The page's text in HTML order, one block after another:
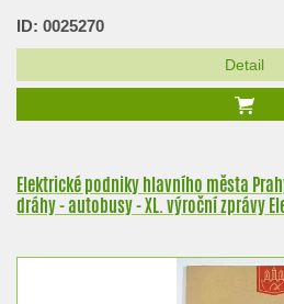
ID: 0025270
Detail
Elektrické podniky hlavního města
dráhy - autobusy - XL. výroční zprávy